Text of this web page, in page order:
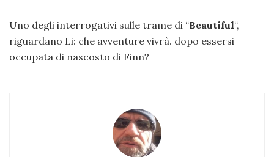
Uno degli interrogativi sulle trame di “Beautiful“,
riguardano Li: che avventure vivrà. dopo essersi
occupata di nascosto di Finn?